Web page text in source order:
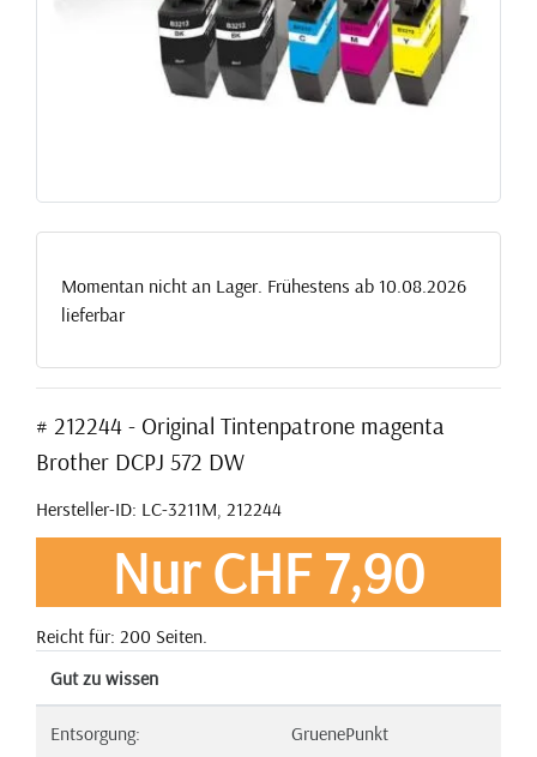
Momentan nicht an Lager. Frühestens ab 10.08.2026
lieferbar
# 212244 - Original Tintenpatrone magenta
Brother DCPJ 572 DW
Hersteller-ID: LC-3211M, 212244
Nur CHF 7,90
Reicht für: 200 Seiten.
Gut zu wissen
Entsorgung: GruenePunkt